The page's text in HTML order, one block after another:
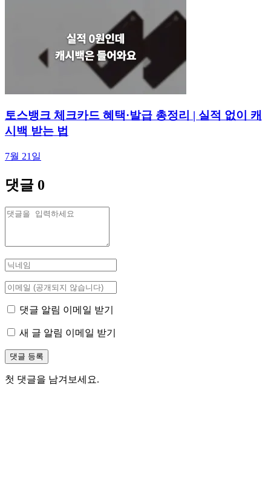
토스뱅크 체크카드 혜택·발급 총정리 | 실적 없이 캐
시백 받는 법
7월 21일
댓글 0
댓글 알림 이메일 받기
새 글 알림 이메일 받기
첫 댓글을 남겨보세요.